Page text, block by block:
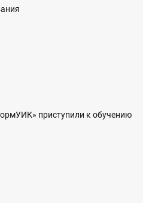
приступили к обучению